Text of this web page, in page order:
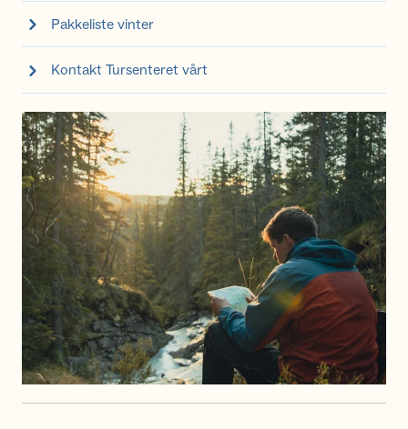
Pakkeliste vinter
Kontakt Tursenteret vårt